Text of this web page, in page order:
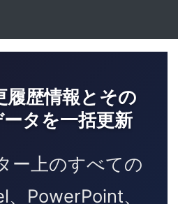
履歴情報とその
タを一括更新
ー上のすべての
PowerPoint、